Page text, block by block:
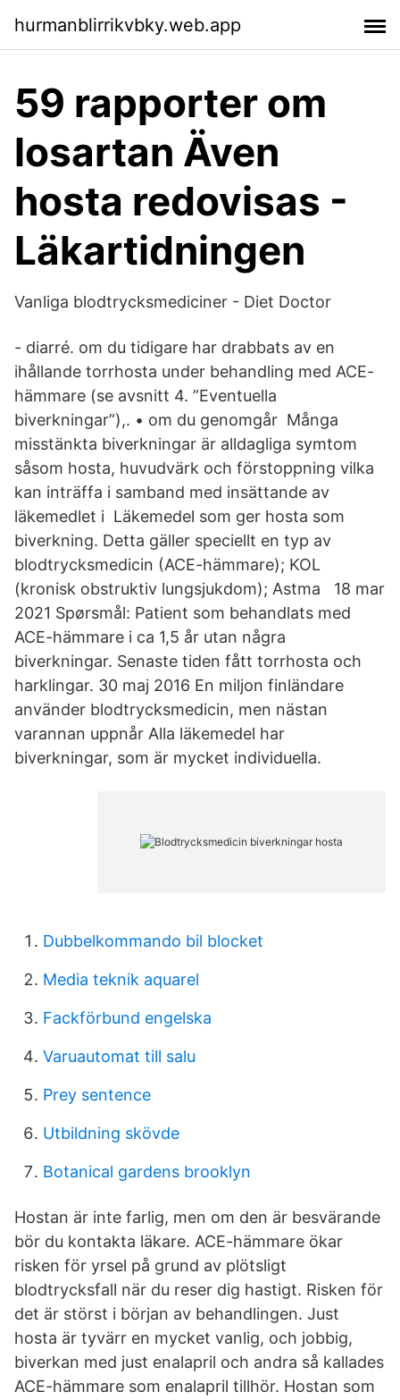
hurmanblirrikvbky.web.app
59 rapporter om
losartan Även
hosta redovisas -
Läkartidningen
Vanliga blodtrycksmediciner - Diet Doctor
- diarré. om du tidigare har drabbats av en
ihållande torrhosta under behandling med ACE-
hämmare (se avsnitt 4. ”Eventuella
biverkningar”),. • om du genomgår Många
misstänkta biverkningar är alldagliga symtom
såsom hosta, huvudvärk och förstoppning vilka
kan inträffa i samband med insättande av
läkemedlet i Läkemedel som ger hosta som
biverkning. Detta gäller speciellt en typ av
blodtrycksmedicin (ACE-hämmare); KOL
(kronisk obstruktiv lungsjukdom); Astma 18 mar
2021 Spørsmål: Patient som behandlats med
ACE-hämmare i ca 1,5 år utan några
biverkningar. Senaste tiden fått torrhosta och
harklingar. 30 maj 2016 En miljon finländare
använder blodtrycksmedicin, men nästan
varannan uppnår Alla läkemedel har
biverkningar, som är mycket individuella.
Dubbelkommando bil blocket
Media teknik aquarel
Fackförbund engelska
Varuautomat till salu
Prey sentence
Utbildning skövde
Botanical gardens brooklyn
Hostan är inte farlig, men om den är besvärande
bör du kontakta läkare. ACE-hämmare ökar
risken för yrsel på grund av plötsligt
blodtrycksfall när du reser dig hastigt. Risken för
det är störst i början av behandlingen. Just
hosta är tyvärr en mycket vanlig, och jobbig,
biverkan med just enalapril och andra så kallades
ACE-hämmare som enalapril tillhör. Hostan som